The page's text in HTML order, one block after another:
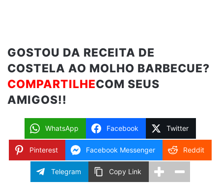
GOSTOU DA RECEITA DE
COSTELA AO MOLHO BARBECUE?
COMPARTILHECOM SEUS
AMIGOS!!
WhatsApp Facebook Twitter
Pinterest Facebook Messenger Reddit
Telegram Copy Link